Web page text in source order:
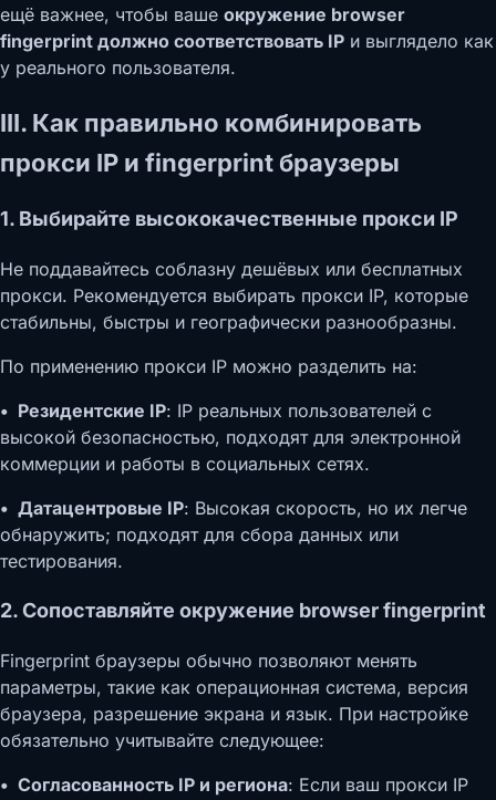
ещё важнее, чтобы ваше окружение browser
fingerprint должно соответствовать IP и выглядело как
у реального пользователя.
III. Как правильно комбинировать
прокси IP и fingerprint браузеры
1. Выбирайте высококачественные прокси IP
Не поддавайтесь соблазну дешёвых или бесплатных
прокси. Рекомендуется выбирать прокси IP, которые
стабильны, быстры и географически разнообразны.
По применению прокси IP можно разделить на:
• Резидентские IP: IP реальных пользователей с
высокой безопасностью, подходят для электронной
коммерции и работы в социальных сетях.
• Датацентровые IP: Высокая скорость, но их легче
обнаружить; подходят для сбора данных или
тестирования.
2. Сопоставляйте окружение browser fingerprint
Fingerprint браузеры обычно позволяют менять
параметры, такие как операционная система, версия
браузера, разрешение экрана и язык. При настройке
обязательно учитывайте следующее:
• Согласованность IP и региона: Если ваш прокси IP